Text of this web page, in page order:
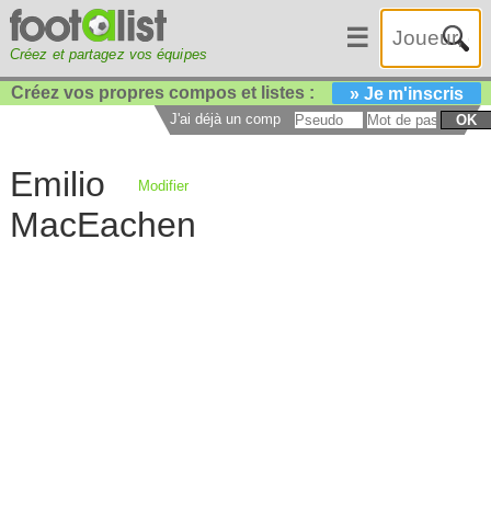
Créez et partagez vos équipes
☰
Créez vos propres compos et listes : » Je m'inscris
J'ai déjà un compte : OK
Emilio
MacEachen
Modifier